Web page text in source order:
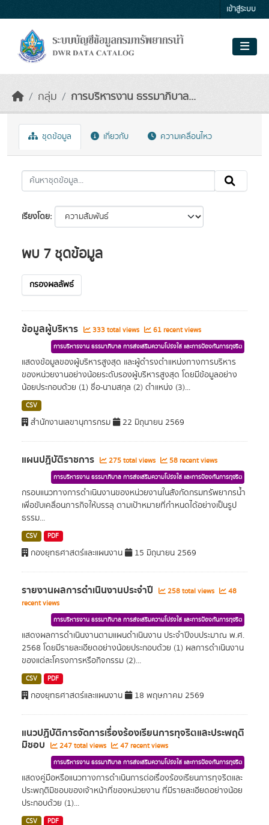
เข้าสู่ระบบ
กลุ่ม การบริหารงาน ธรรมาภิบาล...
ชุดข้อมูล เกี่ยวกับ ความเคลื่อนไหว
เรียงโดย
พบ 7 ชุดข้อมูล
กรองผลลัพธ์
ข้อมูลผู้บริหาร 333 total views 61 recent views
การบริหารงาน ธรรมาภิบาล การส่งเสริมความโปร่งใส และการป้องกันการทุจริต
แสดงข้อมูลของผู้บริหารสูงสุด และผู้ดำรงตำแหน่งทางการบริหาร
ของหน่วยงานอย่างน้อยระดับรองผู้บริหารสูงสุด โดยมีข้อมูลอย่าง
น้อยประกอบด้วย (1) ชื่อ-นามสกุล (2) ตำแหน่ง (3)...
CSV
สำนักงานเลขานุการกรม 22 มิถุนายน 2569
แผนปฏิบัติราชการ 275 total views 58 recent views
การบริหารงาน ธรรมาภิบาล การส่งเสริมความโปร่งใส และการป้องกันการทุจริต
กรอบแนวทางการดำเนินงานของหน่วยงานในสังกัดกรมทรัพยากรน้ำ
เพื่อขับเคลื่อนภารกิจให้บรรลุ ตามเป้าหมายที่กำหนดได้อย่างเป็นรูป
ธรรม...
CSV PDF
กองยุทธศาสตร์และแผนงาน 15 มิถุนายน 2569
รายงานผลการดำเนินงานประจำปี 258 total views
48
recent views
การบริหารงาน ธรรมาภิบาล การส่งเสริมความโปร่งใส และการป้องกันการทุจริต
แสดงผลการดำเนินงานตามแผนดำเนินงาน ประจำปีงบประมาณ พ.ศ.
2568 โดยมีรายละเอียดอย่างน้อยประกอบด้วย (1) ผลการดำเนินงาน
ของแต่ละโครงการหรือกิจกรรม (2)...
CSV PDF
กองยุทธศาสตร์และแผนงาน 18 พฤษภาคม 2569
แนวปฏิบัติการจัดการเรื่องร้องเรียนการทุจริตและประพฤติ
มิชอบ 247 total views 47 recent views
การบริหารงาน ธรรมาภิบาล การส่งเสริมความโปร่งใส และการป้องกันการทุจริต
แสดงคู่มือหรือแนวทางการดำเนินการต่อเรื่องร้องเรียนการทุจริตและ
ประพฤติมิชอบของเจ้าหน้าที่ของหน่วยงาน ที่มีรายละเอียดอย่างน้อย
ประกอบด้วย (1)...
CSV PDF